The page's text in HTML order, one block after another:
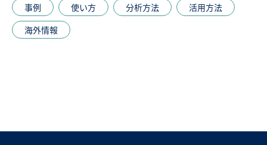
事例 使い方 分析方法
活用方法
海外情報